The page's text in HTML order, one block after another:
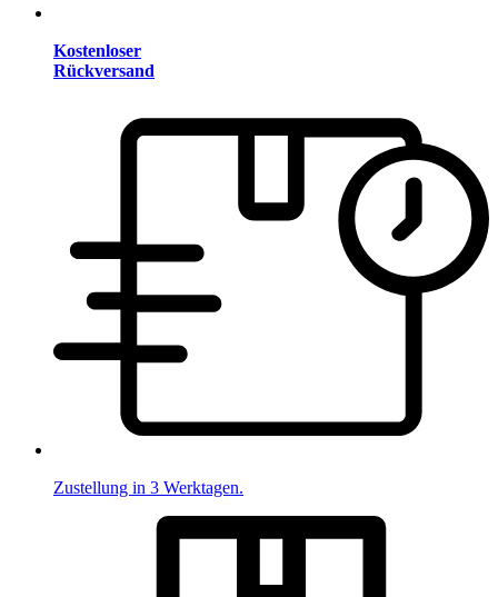
Kostenloser
Rückversand
Zustellung in 3 Werktagen.